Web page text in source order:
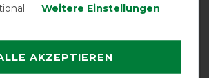
Weitere Einstellungen
AKZEPTIEREN